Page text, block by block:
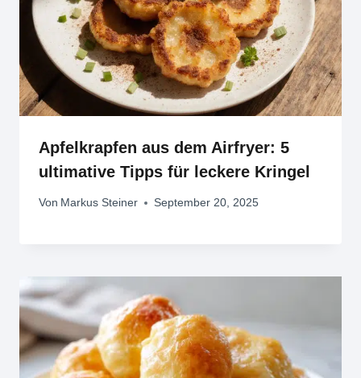
Apfelkrapfen aus dem Airfryer: 5
ultimative Tipps für leckere Kringel
Von Markus Steiner September 20, 2025